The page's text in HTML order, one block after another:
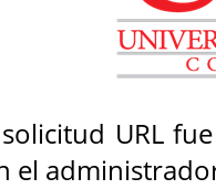
URL
el